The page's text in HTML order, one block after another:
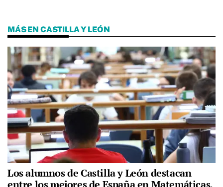
MÁS EN CASTILLA Y LEÓN
Los alumnos de Castilla y León destacan